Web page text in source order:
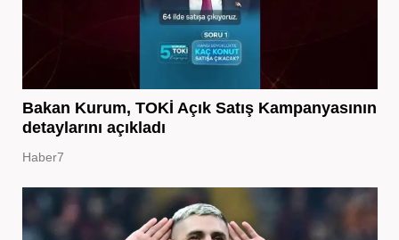
Bakan Kurum, TOKİ Açık Satış Kampanyasının
detaylarını açıkladı
Haber7